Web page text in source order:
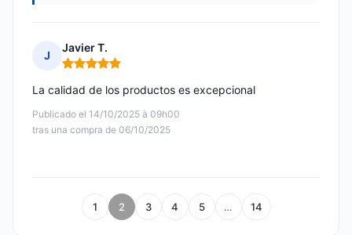
J
Javier T.
Nota: 5 de 5
Publicado el 14/10/2025 à 09h00
tras una compra de 06/10/2025
La calidad de los productos es excepcional
1 2 3 4 5 … 14